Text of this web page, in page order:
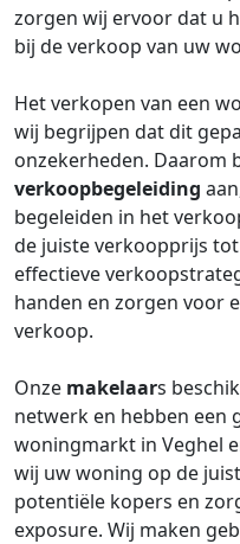
zorgen wij ervoor dat u
bij de verkoop van uw
Het verkopen van een
wij begrijpen dat dit
onzekerheden. Daarom
verkoopbegeleiding
begeleiden in het
de juiste verkoopprijs
effectieve
handen en zorgen voor
verkoop.
Onze makelaars
netwerk en hebben een
woningmarkt in Veghel
wij uw woning op de
potentiële kopers en
exposure. Wij maken